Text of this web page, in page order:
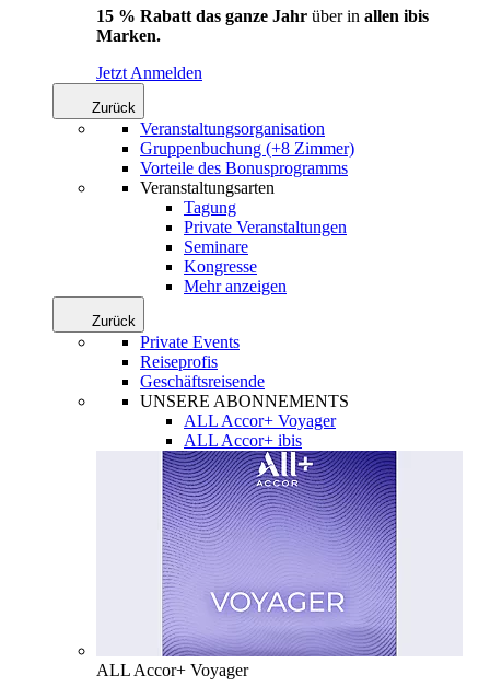
15 % Rabatt das ganze Jahr über in allen ibis
Marken.
Jetzt Anmelden
Zurück
Veranstaltungsorganisation
Gruppenbuchung (+8 Zimmer)
Vorteile des Bonusprogramms
Veranstaltungsarten
Tagung
Private Veranstaltungen
Seminare
Kongresse
Mehr anzeigen
Zurück
Private Events
Reiseprofis
Geschäftsreisende
UNSERE ABONNEMENTS
ALL Accor+ Voyager
ALL Accor+ ibis
ALL Accor+ Voyager